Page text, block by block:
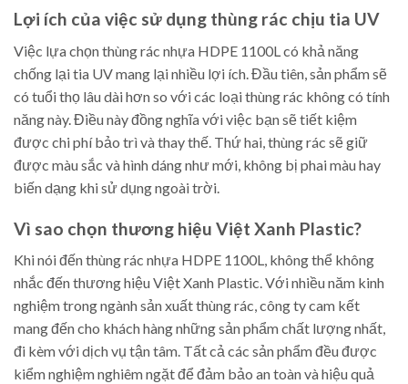
Lợi ích của việc sử dụng thùng rác chịu tia UV
Việc lựa chọn thùng rác nhựa HDPE 1100L có khả năng
chống lại tia UV mang lại nhiều lợi ích. Đầu tiên, sản phẩm sẽ
có tuổi thọ lâu dài hơn so với các loại thùng rác không có tính
năng này. Điều này đồng nghĩa với việc bạn sẽ tiết kiệm
được chi phí bảo trì và thay thế. Thứ hai, thùng rác sẽ giữ
được màu sắc và hình dáng như mới, không bị phai màu hay
biến dạng khi sử dụng ngoài trời.
Vì sao chọn thương hiệu Việt Xanh Plastic?
Khi nói đến thùng rác nhựa HDPE 1100L, không thể không
nhắc đến thương hiệu Việt Xanh Plastic. Với nhiều năm kinh
nghiệm trong ngành sản xuất thùng rác, công ty cam kết
mang đến cho khách hàng những sản phẩm chất lượng nhất,
đi kèm với dịch vụ tận tâm. Tất cả các sản phẩm đều được
kiểm nghiệm nghiêm ngặt để đảm bảo an toàn và hiệu quả